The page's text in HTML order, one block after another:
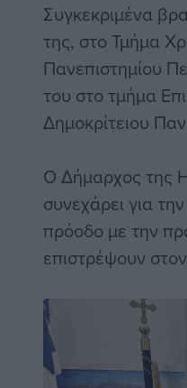
Συγκεκριμένα
της, στο Τμήμα
Πανεπιστημίου
του στο τμήμα
Δημοκρίτειου
Ο Δήμαρχος της
συνεχάρει για
πρόοδο με την
επιστρέψουν